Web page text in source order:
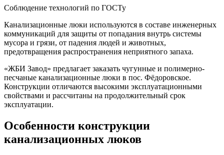
Соблюдение технологий по ГОСТу
Канализационные люки используются в составе инженерных
коммуникаций для защиты от попадания внутрь системы
мусора и грязи, от падения людей и животных,
предотвращения распространения неприятного запаха.
«ЖБИ Завод» предлагает заказать чугунные и полимерно-
песчаные канализационные люки в пос. Фёдоровское.
Конструкции отличаются высокими эксплуатационными
свойствами и рассчитаны на продолжительный срок
эксплуатации.
Особенности конструкции
канализационных люков